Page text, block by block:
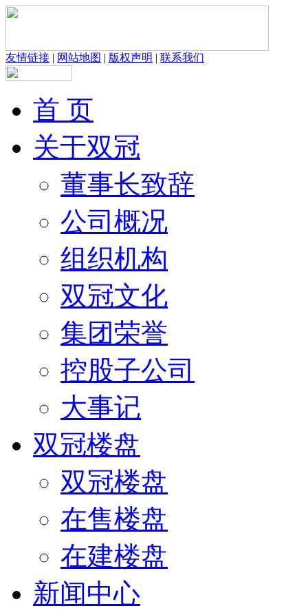
友情链接 | 网站地图 | 版权声明 | 联系我们
首 页
关于双冠
董事长致辞
公司概况
组织机构
双冠文化
集团荣誉
控股子公司
大事记
双冠楼盘
双冠楼盘
在售楼盘
在建楼盘
新闻中心